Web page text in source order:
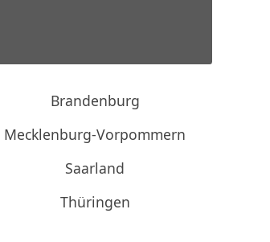
Brandenburg
Mecklenburg-Vorpommern
Saarland
Thüringen